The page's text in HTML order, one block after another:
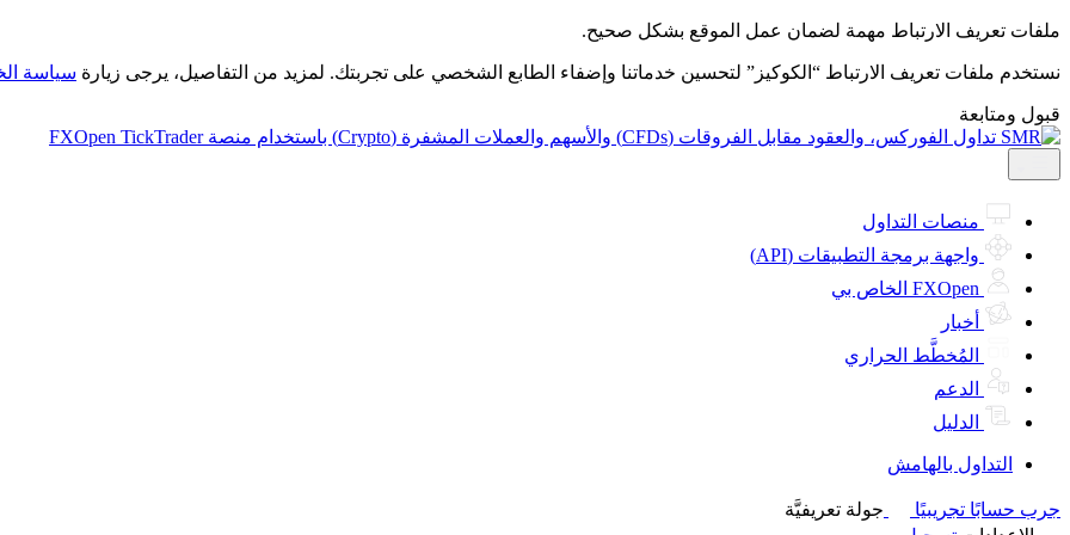
ملفات تعريف الارتباط مهمة لضمان عمل الموقع بشكل صحيح.
نستخدم ملفات تعريف الارتباط “الكوكيز” لتحسين خدماتنا وإضفاء الطابع الشخصي على تجربتك. لمزيد من التفاصيل، يرجى زيارة سياسة
قبول ومتابعة
منصات التداول
واجهة برمجة التطبيقات (API)
FXOpen الخاص بي
أخبار
المُخطَّط الحراري
الدعم
الدليل
التداول بالهامش
جرب حسابًا تجريبيًا
جولة تعريفيَّة